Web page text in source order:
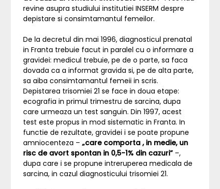
revine asupra studiului institutiei INSERM despre
depistare si consimtamantul femeilor.
De la decretul din mai 1996, diagnosticul prenatal
in Franta trebuie facut in paralel cu o informare a
gravidei: medicul trebuie, pe de o parte, sa faca
dovada ca a informat gravida si, pe de alta parte,
sa aiba consimtamantul femeii in scris.
Depistarea trisomiei 21 se face in doua etape:
ecografia in primul trimestru de sarcina, dupa
care urmeaza un test sanguin. Din 1997, acest
test este propus in mod sistematic in Franta. In
functie de rezultate, gravidei i se poate propune
amniocenteza –„care comporta , in medie, un
risc de avort spontan in 0,5-1% din cazuri” –,
dupa care i se propune intreruperea medicala de
sarcina, in cazul diagnosticului trisomiei 21.